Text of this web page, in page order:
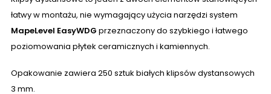
łatwy w montażu, nie wymagający użycia narzędzi system
MapeLevel EasyWDG przeznaczony do szybkiego i łatwego
poziomowania płytek ceramicznych i kamiennych.
Opakowanie zawiera 250 sztuk białych klipsów dystansowych
3 mm.